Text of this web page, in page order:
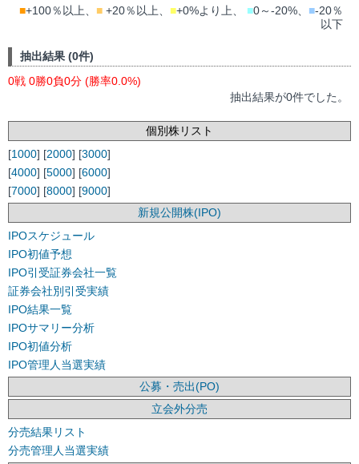
■+100％以上、 ■ +20％以上、 ■+0%より上、 ■0～-20%、 ■-20％
以下
抽出結果 (0件)
0戦 0勝0負0分 (勝率0.0%)
抽出結果が0件でした。
個別株リスト
[1000] [2000] [3000]
[4000] [5000] [6000]
[7000] [8000] [9000]
新規公開株(IPO)
IPOスケジュール
IPO初値予想
IPO引受証券会社一覧
証券会社別引受実績
IPO結果一覧
IPOサマリー分析
IPO初値分析
IPO管理人当選実績
公募・売出(PO)
立会外分売
分売結果リスト
分売管理人当選実績